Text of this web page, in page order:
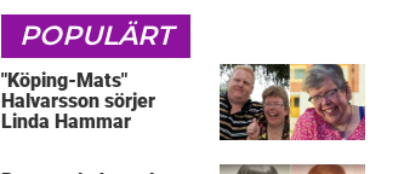
POPULÄRT
"Köping-Mats"
Halvarsson sörjer
Linda Hammar